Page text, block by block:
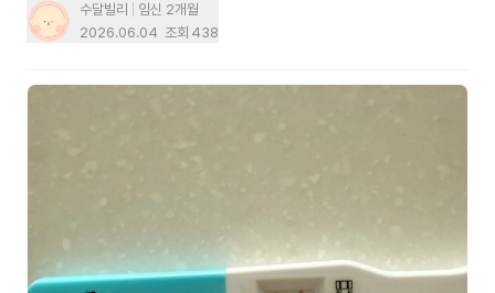
수달빌리
임신 2개월
2026.06.04 조회 438